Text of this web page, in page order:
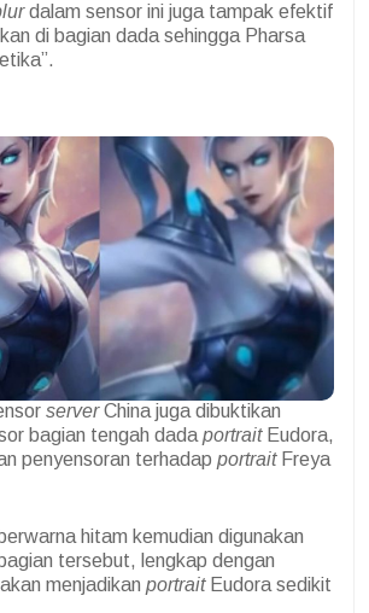
dalam sensor ini juga tampak efektif
di bagian dada sehingga Pharsa
serverChina juga dibuktikan
bagian tengah dada portraitEudora,
penyensoran terhadap portraitFreya
hitam kemudian digunakan
tersebut, lengkap dengan
menjadikan portraitEudora sedikit